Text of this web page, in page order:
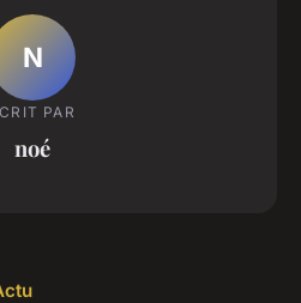
N
PAR
noé